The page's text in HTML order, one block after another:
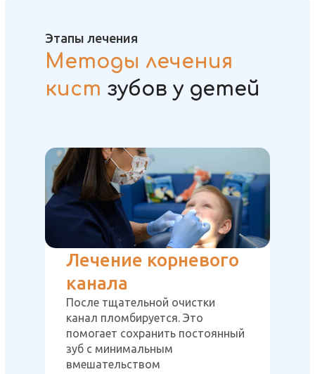
Этапы лечения
Методы лечения
кист зубов у детей
Лечение корневого
канала
После тщательной очистки
канал пломбируется. Это
помогает сохранить постоянный
зуб с минимальным
вмешательством